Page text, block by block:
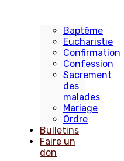
Baptême
Eucharistie
Confirmation
Confession
Sacrement
des
malades
Mariage
Ordre
Bulletins
Faire un
don